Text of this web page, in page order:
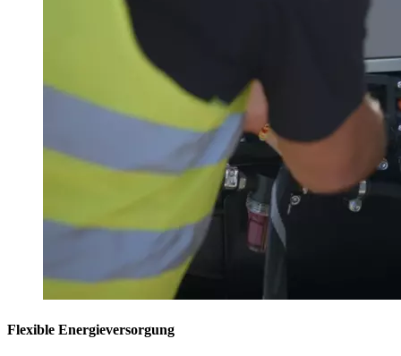
Flexible Energieversorgung